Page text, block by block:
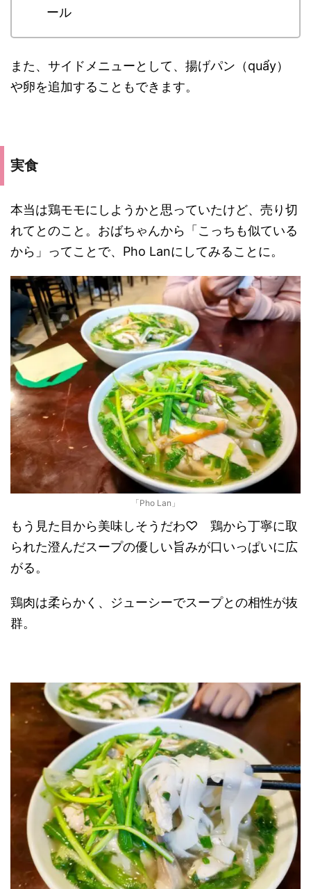
ール
また、サイドメニューとして、揚げパン（quẩy）
や卵を追加することもできます。
実食
本当は鶏モモにしようかと思っていたけど、売り切
れてとのこと。おばちゃんから「こっちも似ている
から」ってことで、Pho Lanにしてみることに。
「Pho Lan」
もう見た目から美味しそうだわ♡ 鶏から丁寧に取
られた澄んだスープの優しい旨みが口いっぱいに広
がる。
鶏肉は柔らかく、ジューシーでスープとの相性が抜
群。